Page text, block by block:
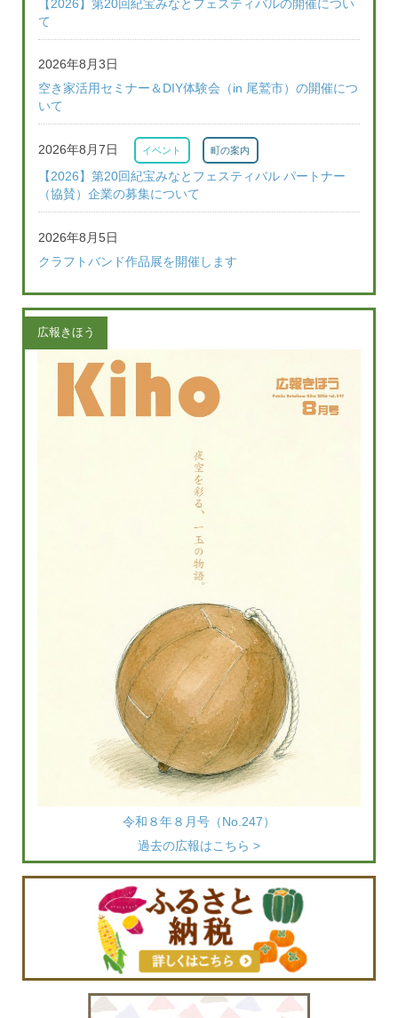
【2026】第20回紀宝みなとフェスティバルの開催につい
て
2026年8月3日
空き家活用セミナー＆DIY体験会（in 尾鷲市）の開催につ
いて
2026年8月7日 イベント 町の案内
【2026】第20回紀宝みなとフェスティバル パートナー
（協賛）企業の募集について
2026年8月5日
クラフトバンド作品展を開催します
広報きほう
令和８年８月号（No.247）
過去の広報はこちら >